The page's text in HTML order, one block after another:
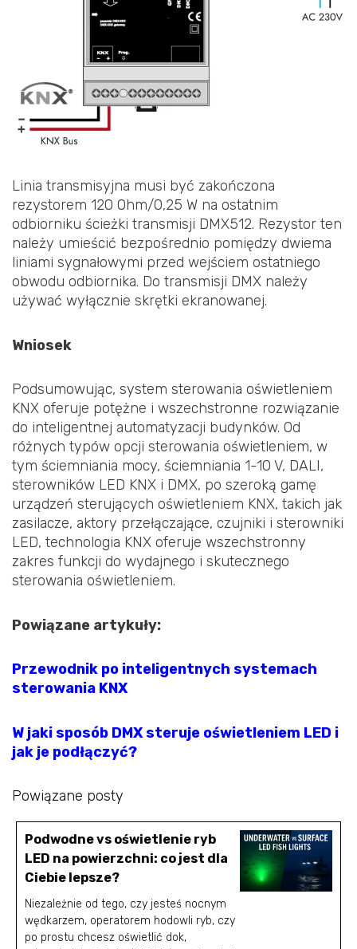
Linia transmisyjna musi być zakończona
rezystorem 120 Ohm/0,25 W na ostatnim
odbiorniku ścieżki transmisji DMX512. Rezystor ten
należy umieścić bezpośrednio pomiędzy dwiema
liniami sygnałowymi przed wejściem ostatniego
obwodu odbiornika. Do transmisji DMX należy
używać wyłącznie skrętki ekranowanej.
Wniosek
Podsumowując, system sterowania oświetleniem
KNX oferuje potężne i wszechstronne rozwiązanie
do inteligentnej automatyzacji budynków. Od
różnych typów opcji sterowania oświetleniem, w
tym ściemniania mocy, ściemniania 1-10 V, DALI,
sterowników LED KNX i DMX, po szeroką gamę
urządzeń sterujących oświetleniem KNX, takich jak
zasilacze, aktory przełączające, czujniki i sterowniki
LED, technologia KNX oferuje wszechstronny
zakres funkcji do wydajnego i skutecznego
sterowania oświetleniem.
Powiązane artykuły:
Przewodnik po inteligentnych systemach
sterowania KNX
W jaki sposób DMX steruje oświetleniem LED i
jak je podłączyć?
Powiązane posty
Podwodne vs oświetlenie ryb
LED na powierzchni: co jest dla
Ciebie lepsze?
Niezależnie od tego, czy jesteś nocnym
wędkarzem, operatorem hodowli ryb, czy
po prostu chcesz oświetlić dok,